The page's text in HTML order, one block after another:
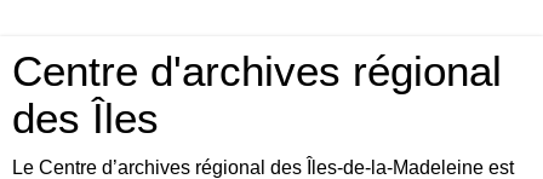
Centre d'archives régional
des Îles
Le Centre d’archives régional des Îles-de-la-Madeleine est